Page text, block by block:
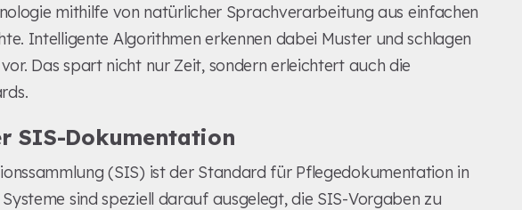
mithilfe von natürlicher Sprachverarbeitung aus einfachen
Intelligente Algorithmen erkennen dabei Muster und schlagen
Das spart nicht nur Zeit, sondern erleichtert auch die
SIS-Dokumentation
(SIS) ist der Standard für Pflegedokumentation in
sind speziell darauf ausgelegt, die SIS-Vorgaben zu